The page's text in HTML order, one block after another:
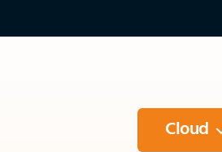
Cloud